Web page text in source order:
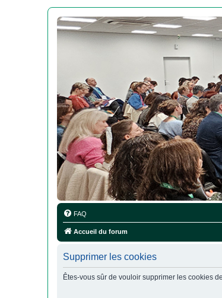
FAQ
Accueil du forum
Supprimer les cookies
Êtes-vous sûr de vouloir supprimer les cookies